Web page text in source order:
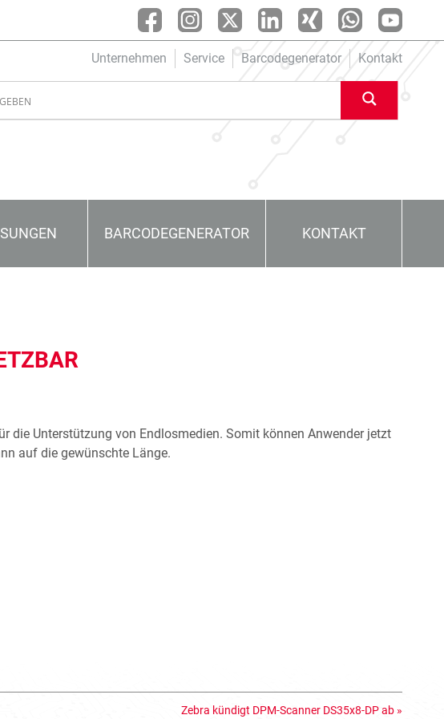
Unternehmen Service Barcodegenerator Kontakt
BARCODEGENERATOR KONTAKT
die Unterstützung von Endlosmedien. Somit können Anwender jetzt
auf die gewünschte Länge.
Zebra kündigt DPM-Scanner DS35x8-DP ab »